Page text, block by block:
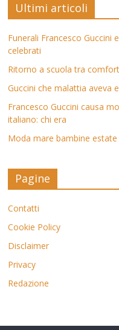
Ultimi articoli
Funerali Francesco Guccini
celebrati
Ritorno a scuola tra
Guccini che malattia aveva
Francesco Guccini causa
italiano: chi era
Moda mare bambine
Pagine
Contatti
Cookie Policy
Disclaimer
Privacy
Redazione